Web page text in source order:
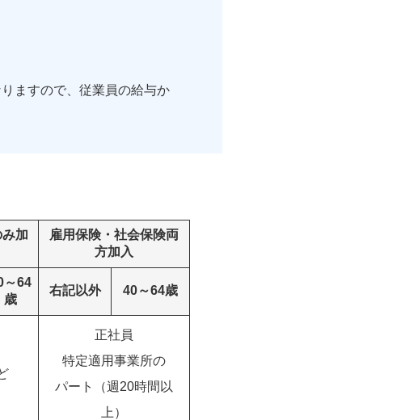
ますので、従業員の給与か
加
雇用保険・社会保険両
方加入
～64
歳
右記以外 40～64歳
正社員
特定適用事業所の
パート（週20時間以
上）